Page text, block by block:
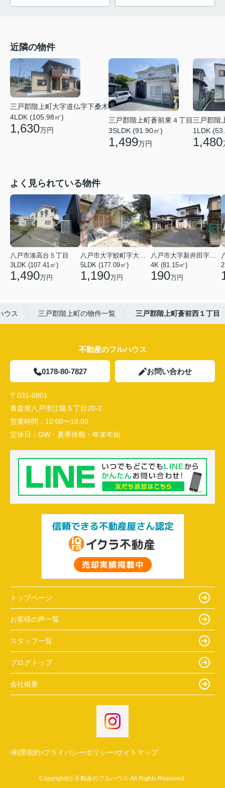
近隣の物件
三戸郡階上町大字道仏字下桑木
4LDK (105.98㎡)
1,630万円
三戸郡階上町蒼前東４丁目
3SLDK (91.90㎡)
1,499万円
三戸郡階
1LDK
1,480
よく見られている物件
八戸市湊高台５丁目
3LDK (107.41㎡)
1,490万円
八戸市大字鮫町字大草離
5LDK (177.09㎡)
1,190万円
八戸市大字新井田字塩入
4K (81.15㎡)
190万円
ウス 三戸郡階上町の物件一覧 三戸郡階上町蒼前西１丁目
不動産のフルハウス
0178-80-7827 お問い合わせ
〒031-0801
青森県八戸市江陽５丁目20-2
営業時間： 10:00〜18:00
定休日： GW・夏季休暇・年末年始
トップページ
お客様の声一覧
スタッフ一覧
ブログトップ
会社概要
利用規約 プライバシーポリシー サイトマップ
Copyright(c) 不動産のフルハウス All Rights Reserved.